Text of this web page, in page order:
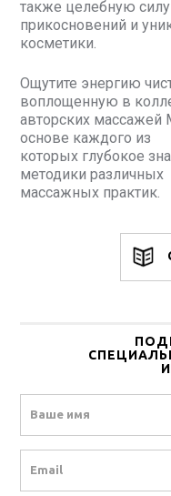
также целебную силу
прикосновений и
косметики.
Ощутите энергию
воплощенную в
авторских массажей
основе каждого из
которых глубокое
методики различных
массажных практик.